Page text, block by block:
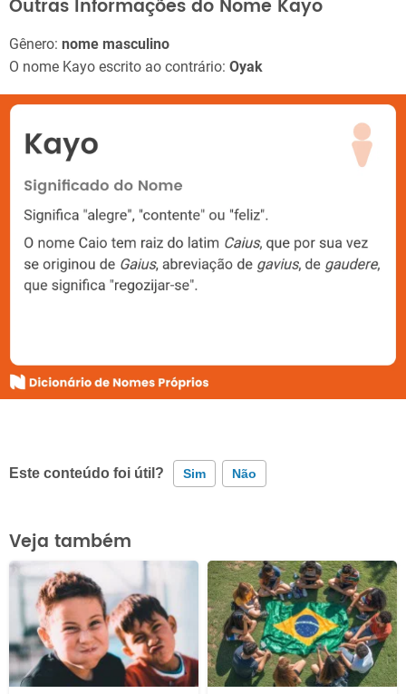
Outras Informações do Nome Kayo
Gênero: nome masculino
O nome Kayo escrito ao contrário: Oyak
Este conteúdo foi útil? Sim Não
Este conteúdo contém informação incorreta
Este conteúdo não tem a informação que procuro
Outro
Veja também